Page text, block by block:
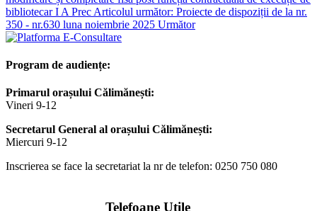
bibliotecar I A Prec Articolul următor: Proiecte de dispoziții de la nr.
350 - nr.630 luna noiembrie 2025 Următor
Program de audiențe:
Primarul orașului Călimănești:
Vineri 9-12
Secretarul General al orașului Călimănești:
Miercuri 9-12
Inscrierea se face la secretariat la nr de telefon: 0250 750 080
Telefoane Utile